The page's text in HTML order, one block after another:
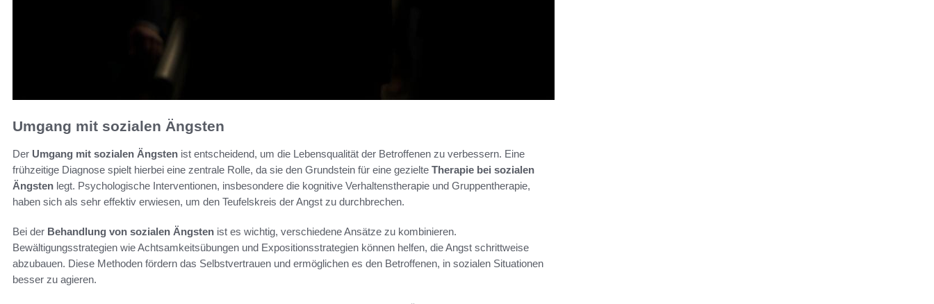
Umgang mit sozialen Ängsten
Der Umgang mit sozialen Ängsten ist entscheidend, um die Lebensqualität der Betroffenen zu verbessern. Eine
frühzeitige Diagnose spielt hierbei eine zentrale Rolle, da sie den Grundstein für eine gezielte Therapie bei sozialen
Ängsten legt. Psychologische Interventionen, insbesondere die kognitive Verhaltenstherapie und Gruppentherapie,
haben sich als sehr effektiv erwiesen, um den Teufelskreis der Angst zu durchbrechen.
Bei der Behandlung von sozialen Ängsten ist es wichtig, verschiedene Ansätze zu kombinieren.
Bewältigungsstrategien wie Achtsamkeitsübungen und Expositionsstrategien können helfen, die Angst schrittweise
abzubauen. Diese Methoden fördern das Selbstvertrauen und ermöglichen es den Betroffenen, in sozialen Situationen
besser zu agieren.